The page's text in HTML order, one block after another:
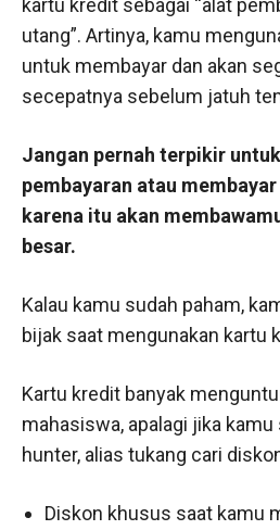
utang”. Artinya, kamu
untuk membayar dan akan
secepatnya sebelum jatuh
Jangan pernah terpikir
pembayaran atau
karena itu akan
besar.
Kalau kamu sudah paham,
bijak saat mengunakan kartu
Kartu kredit banyak
mahasiswa, apalagi jika
hunter, alias tukang cari
Diskon khusus saat kamu